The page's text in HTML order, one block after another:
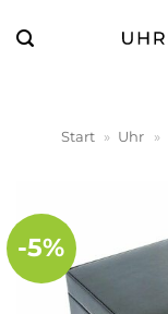
Inhalt
Start » Uhr »
-5%